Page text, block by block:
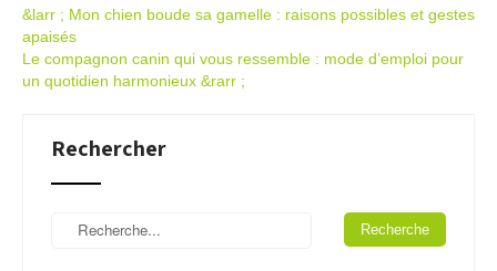
Navigation
postale
&larr ; Mon chien boude sa gamelle : raisons possibles et gestes
apaisés
Le compagnon canin qui vous ressemble : mode d’emploi pour
un quotidien harmonieux &rarr ;
Rechercher